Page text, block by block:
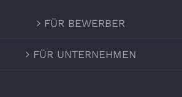
FÜR BEWERBER
FÜR UNTERNEHMEN